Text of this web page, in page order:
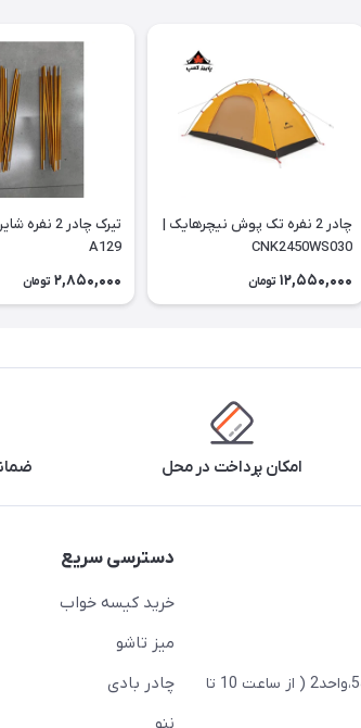
چادر 2 نفره تک پوش نیچرهایک |
CNK2450WS030
12,550,000 تومان
تیرک چادر 2
A129
2,850,000 تومان
امکان پرداخت در محل
تهران،ضلع شرقی میدان منیریه،پلاک5،واحد2 ( از ساعت 10 تا
دسترسی سریع
خرید کیسه خواب
میز تاشو
چادر بادی
ننو